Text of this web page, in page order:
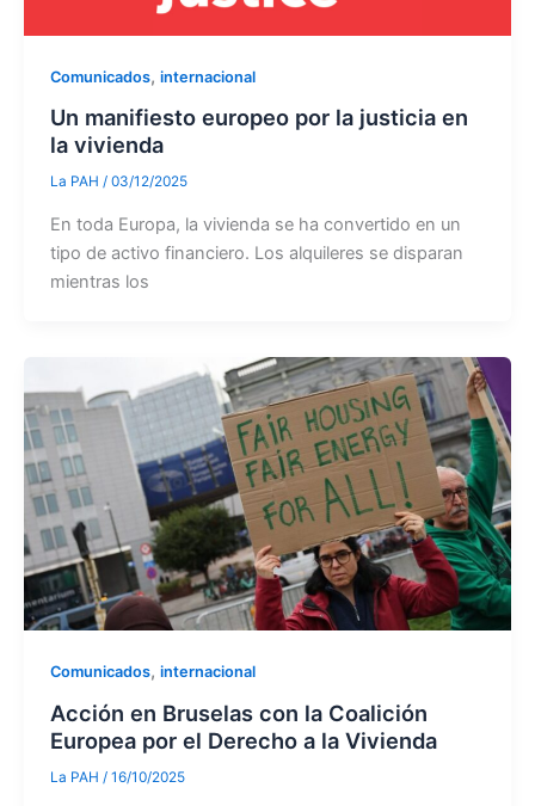
Comunicados, internacional
Un manifiesto europeo por la justicia en
la vivienda
La PAH / 03/12/2025
En toda Europa, la vivienda se ha convertido en un
tipo de activo financiero. Los alquileres se disparan
mientras los
Comunicados, internacional
Acción en Bruselas con la Coalición
Europea por el Derecho a la Vivienda
La PAH / 16/10/2025